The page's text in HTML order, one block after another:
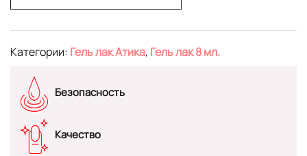
Категории: Гель лак Атика, Гель лак 8 мл.
Безопасность
Качество